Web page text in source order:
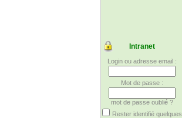
Intranet
Login ou adresse email :
Mot de passe :
mot de passe oublié ?
Rester identifié quelques